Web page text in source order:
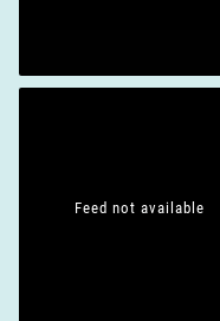
Feed not available